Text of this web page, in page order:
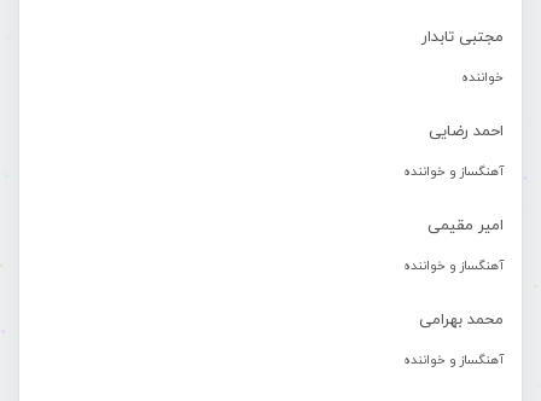
مجتبی تابدار
خواننده
احمد رضایی
آهنگساز و خواننده
امیر مقیمی
آهنگساز و خواننده
محمد بهرامی
آهنگساز و خواننده